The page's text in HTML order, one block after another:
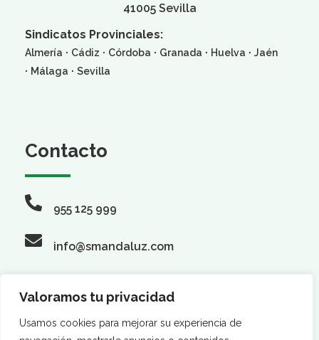
Valoramos tu privacidad
Usamos cookies para mejorar su experiencia de
41005 Sevilla
Sindicatos Provinciales:
Almería · Cádiz · Córdoba · Granada · Huelva · Jaén
· Málaga · Sevilla
Contacto
955 125 999
info@smandaluz.com
Síguenos